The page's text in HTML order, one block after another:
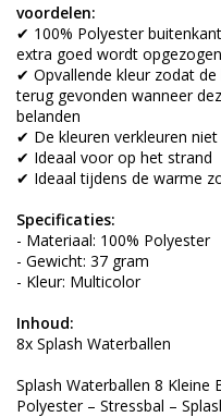
voordelen:
✔ 100% Polyester
extra goed wordt opgezogen
✔ Opvallende kleur zodat
terug gevonden wanneer
belanden
✔ De kleuren verkleuren
✔ Ideaal voor op het strand
✔ Ideaal tijdens de warme
Specificaties:
- Materiaal: 100% Polyester
- Gewicht: 37 gram
- Kleur: Multicolor
Inhoud:
8x Splash Waterballen
Splash Waterballen 8
Polyester – Stressbal –